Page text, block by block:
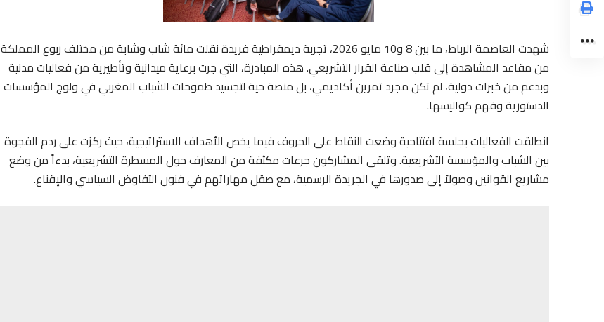
شهدت العاصمة الرباط، ما بين 8 و10 مايو 2026، تجربة ديمقراطية فريدة نقلت مائة شاب وشابة من مختلف ربوع المملكة
من مقاعد المشاهدة إلى قلب صناعة القرار التشريعي. هذه المبادرة، التي جرت برعاية ميدانية وتأطيرية من فعاليات مدنية
وبدعم من خبرات دولية، لم تكن مجرد تمرين أكاديمي، بل منصة حية لتجسيد طموحات الشباب المغربي في ولوج المؤسسات
الدستورية وفهم كواليسها.
انطلقت الفعاليات بجلسة افتتاحية وضعت النقاط على الحروف فيما يخص الأهداف الاستراتيجية، حيث ركزت على ردم الفجوة
بين الشباب والمؤسسة التشريعية. وتلقى المشاركون جرعات مكثفة من المعارف حول المسطرة التشريعية، بدءاً من وضع
مشاريع القوانين وصولاً إلى صدورها في الجريدة الرسمية، مع صقل مهاراتهم في فنون التفاوض السياسي والإقناع.